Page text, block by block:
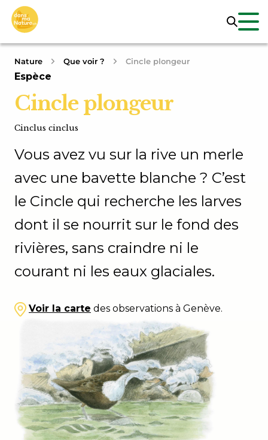
Nature Que voir ? Cincle plongeur
Espèce
Cincle plongeur
Cinclus cinclus
Vous avez vu sur la rive un merle
avec une bavette blanche ? C’est
le Cincle qui recherche les larves
dont il se nourrit sur le fond des
rivières, sans craindre ni le
courant ni les eaux glaciales.
Voir la carte des observations à Genève.